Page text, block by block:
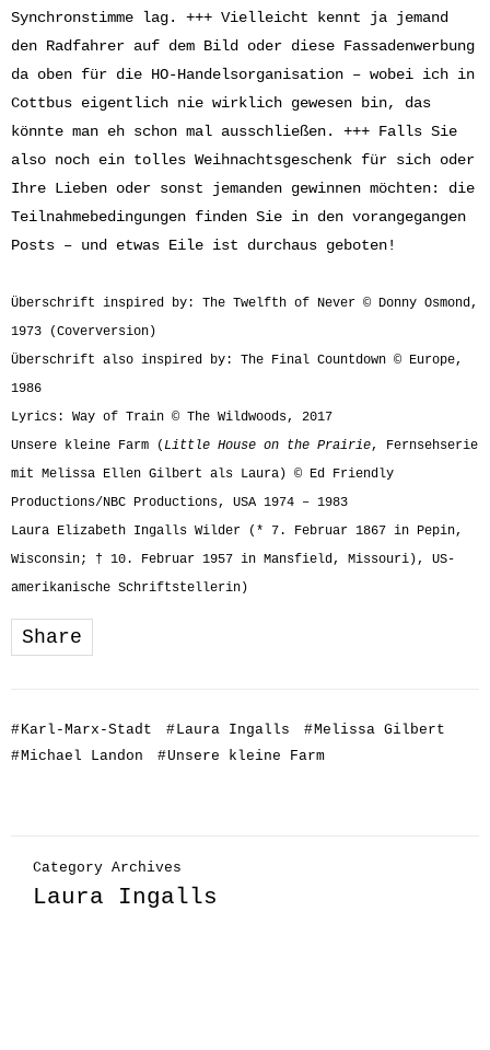
Synchronstimme lag. +++ Vielleicht kennt ja jemand
den Radfahrer auf dem Bild oder diese Fassadenwerbung
da oben für die HO-Handelsorganisation – wobei ich in
Cottbus eigentlich nie wirklich gewesen bin, das
könnte man eh schon mal ausschließen. +++ Falls Sie
also noch ein tolles Weihnachtsgeschenk für sich oder
Ihre Lieben oder sonst jemanden gewinnen möchten: die
Teilnahmebedingungen finden Sie in den vorangegangen
Posts – und etwas Eile ist durchaus geboten!
Überschrift inspired by: The Twelfth of Never © Donny Osmond,
1973 (Coverversion)
Überschrift also inspired by: The Final Countdown © Europe,
1986
Lyrics: Way of Train © The Wildwoods, 2017
Unsere kleine Farm (Little House on the Prairie, Fernsehserie
mit Melissa Ellen Gilbert als Laura) © Ed Friendly
Productions/NBC Productions, USA 1974 – 1983
Laura Elizabeth Ingalls Wilder (* 7. Februar 1867 in Pepin,
Wisconsin; † 10. Februar 1957 in Mansfield, Missouri), US-
amerikanische Schriftstellerin)
Share
#Karl-Marx-Stadt #Laura Ingalls #Melissa Gilbert
#Michael Landon #Unsere kleine Farm
Category Archives
Laura Ingalls